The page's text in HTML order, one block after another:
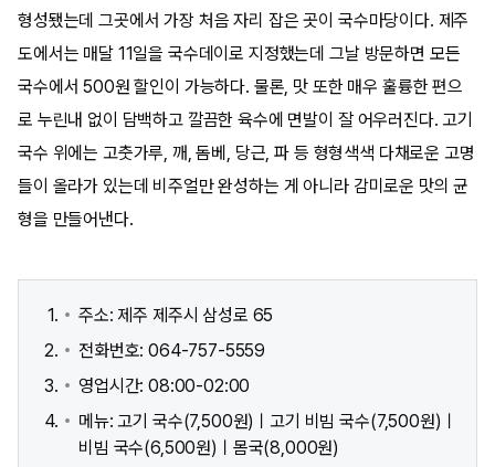
형성됐는데 그곳에서 가장 처음 자리 잡은 곳이 국수마당이다. 제주
도에서는 매달 11일을 국수데이로 지정했는데 그날 방문하면 모든
국수에서 500원 할인이 가능하다. 물론, 맛 또한 매우 훌륭한 편으
로 누린내 없이 담백하고 깔끔한 육수에 면발이 잘 어우러진다. 고기
국수 위에는 고춧가루, 깨, 돔베, 당근, 파 등 형형색색 다채로운 고명
들이 올라가 있는데 비주얼만 완성하는 게 아니라 감미로운 맛의 균
형을 만들어낸다.
주소: 제주 제주시 삼성로 65
전화번호: 064-757-5559
영업시간: 08:00-02:00
메뉴: 고기 국수(7,500원)ㅣ고기 비빔 국수(7,500원)ㅣ
비빔 국수(6,500원)ㅣ몸국(8,000원)